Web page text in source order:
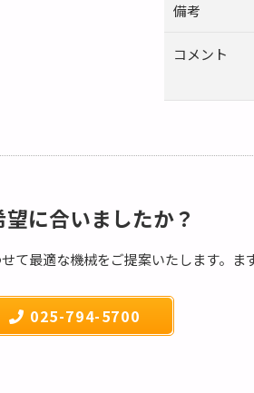
備考
コメント
に合いましたか？
て最適な機械をご提案いたします。ま
025-794-5700